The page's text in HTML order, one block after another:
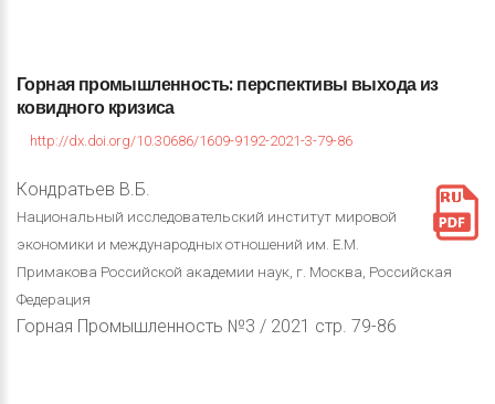
Горнаяпромышленность:перспективы выходаиз
ковидногокризиса
http://dx.doi.org/10.30686/1609-9192-2021-3-79-86
Кондратьев В.Б.
Национальный исследовательский институт мировой
экономики и международных отношений им. Е.М.
Примакова Российской академии наук, г. Москва, Российская
Федерация
Горная Промышленность №3 / 2021 стр. 79-86